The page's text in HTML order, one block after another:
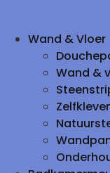
Wand & Vloer
Wand &